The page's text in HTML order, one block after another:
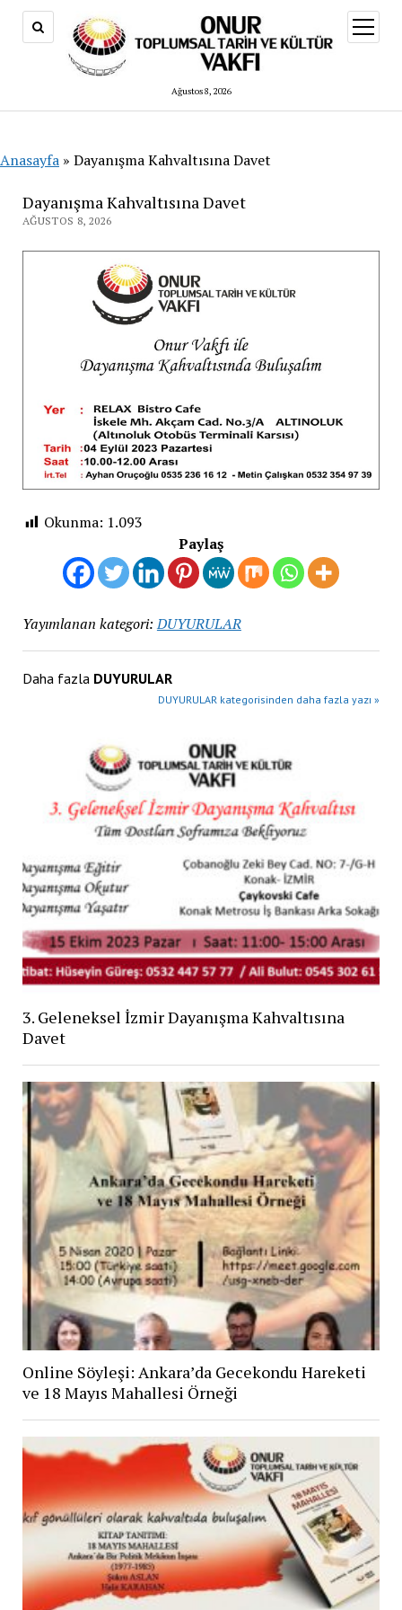
Ağustos 8, 2026
aç
Anasayfa » Dayanışma Kahvaltısına Davet
Dayanışma Kahvaltısına Davet
AĞUSTOS 8, 2026
Okunma: 1.093
Paylaş
Yayımlanan kategori: DUYURULAR
Daha fazla DUYURULAR
DUYURULAR kategorisinden daha fazla yazı »
3. Geleneksel İzmir Dayanışma Kahvaltısına
Davet
Online Söyleşi: Ankara’da Gecekondu Hareketi
ve 18 Mayıs Mahallesi Örneği